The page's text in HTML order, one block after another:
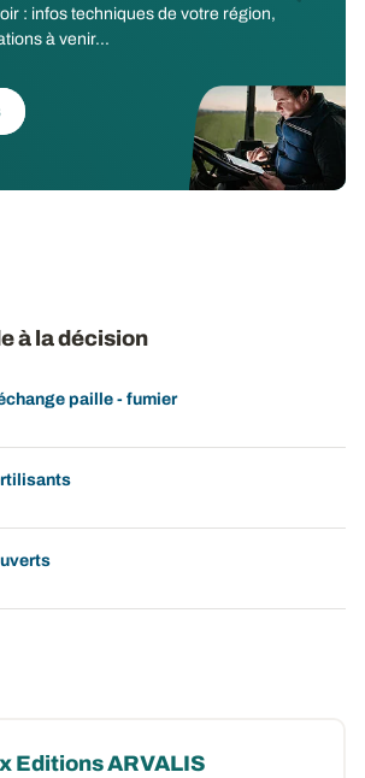
: infos techniques de votre région,
à venir...
à la décision
paille - fumier
Editions ARVALIS